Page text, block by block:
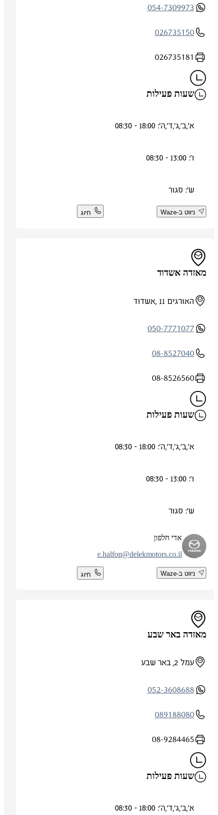
054-7309973
026735150
026735181
שעות פעילות
א',ב',ג',ד',ה': 18:00 - 08:30
ש': סגור
ניווט ב-Waze חיוג
מאזדה אשדוד
האורגים 11 ,אשדוד
050-7771077
08-8527040
08-8526560
שעות פעילות
א',ב',ג',ד',ה': 18:00 - 08:30
ש': סגור
אדי חלפון
e.halfon@delekmotors.co.il
ניווט ב-Waze חיוג
מאזדה באר שבע
עמל 2, באר שבע
052-3608688
089188080
08-9284465
שעות פעילות
א',ב',ג',ד',ה': 18:00 - 08:30